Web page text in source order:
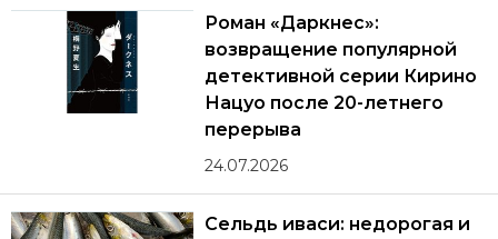
Роман «Даркнес»:
возвращение популярной
детективной серии Кирино
Нацуо после 20-летнего
перерыва
24.07.2026
Сельдь иваси: недорогая и